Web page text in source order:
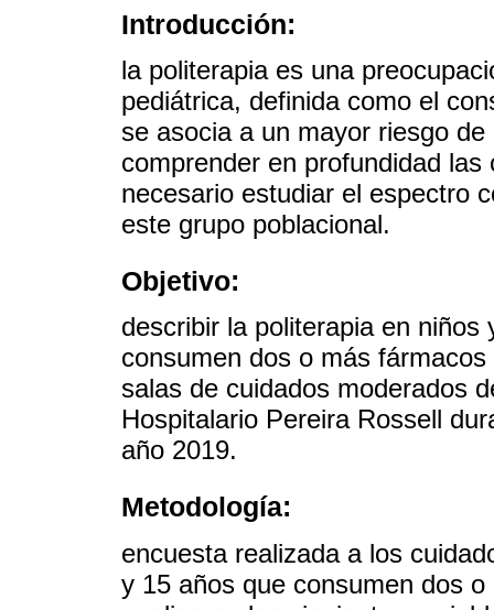
Introducción:
la politerapia es una
pediátrica, definida como el
se asocia a un mayor riesgo
comprender en profundidad
necesario estudiar el espectro
este grupo poblacional.
Objetivo:
describir la politerapia en
consumen dos o más
salas de cuidados moderados
Hospitalario Pereira Rossell
año 2019.
Metodología:
encuesta realizada a los
y 15 años que consumen dos